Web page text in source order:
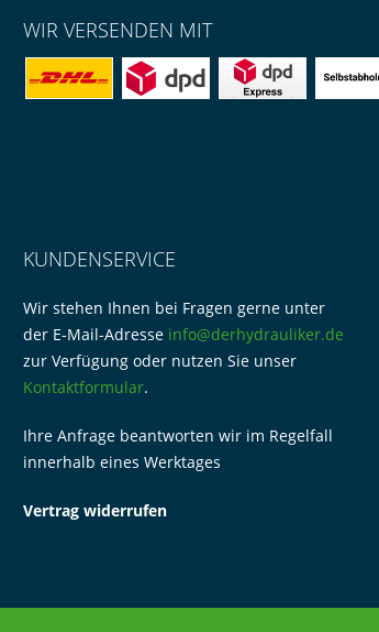
WIR VERSENDEN MIT
KUNDENSERVICE
Wir stehen Ihnen bei Fragen gerne unter
der E-Mail-Adresse info@derhydrauliker.de
zur Verfügung oder nutzen Sie unser
Kontaktformular.
Ihre Anfrage beantworten wir im Regelfall
innerhalb eines Werktages
Vertrag widerrufen